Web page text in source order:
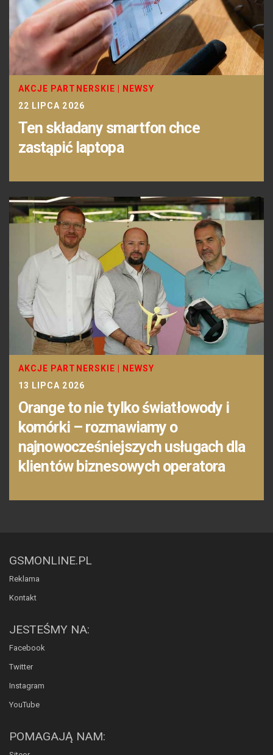
AKCJE PARTNERSKIE
NEWSY
22 LIPCA 2026
Ten składany smartfon chce
zastąpić laptopa
AKCJE PARTNERSKIE
NEWSY
13 LIPCA 2026
Orange to nie tylko światłowody i
komórki – rozmawiamy o
najnowocześniejszych usługach dla
klientów biznesowych operatora
GSMONLINE.PL
Reklama
Kontakt
JESTEŚMY NA:
Facebook
Twitter
Instagram
YouTube
POMAGAJĄ NAM: